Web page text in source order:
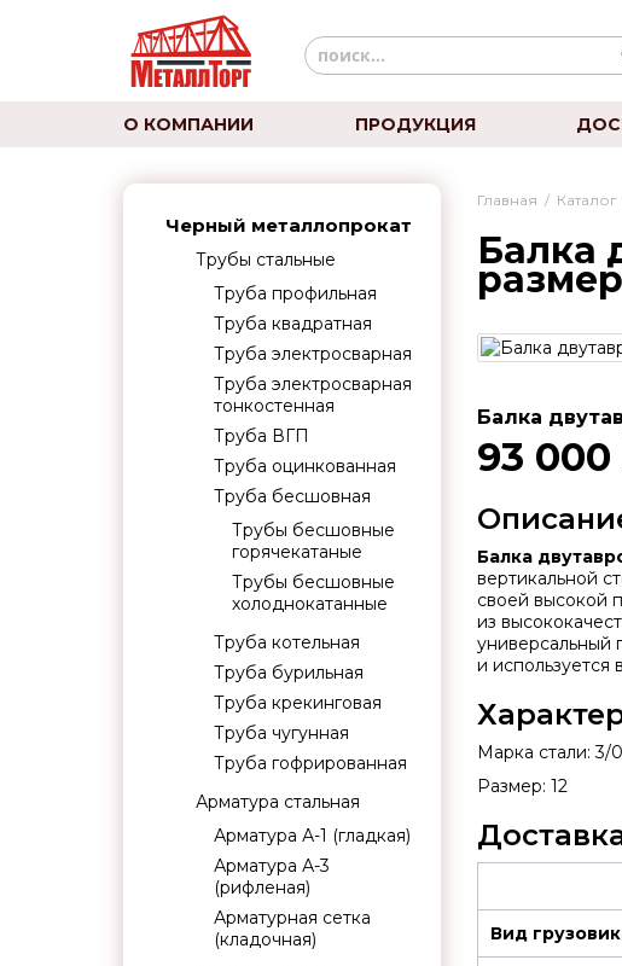
О КОМПАНИИ ПРОДУКЦИЯ
Черный металлопрокат
Трубы стальные
Труба профильная
Труба квадратная
Труба электросварная
Труба электросварная
тонкостенная
Труба ВГП
Труба оцинкованная
Труба бесшовная
Трубы бесшовные
горячекатаные
Трубы бесшовные
холоднокатанные
Труба котельная
Труба бурильная
Труба крекинговая
Труба чугунная
Труба гофрированная
Арматура стальная
Арматура А-1 (гладкая)
Арматура А-3
(рифленая)
Арматурная сетка
(кладочная)
Главная / Каталог
Балка
Балка
93
Балка
вертикальной
своей высокой
из
универсальный
и
Марка стали: 3/
Размер: 12
Вид